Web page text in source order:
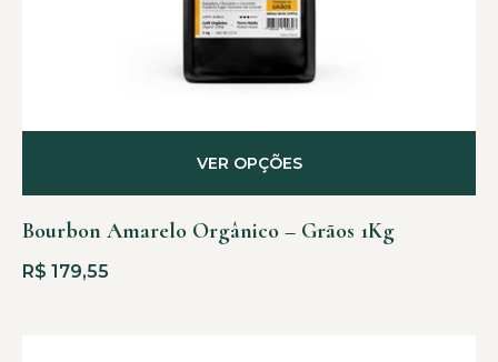
Bourbon Amarelo Orgânico – Grãos 1Kg
R$ 179,55
VER OPÇÕES